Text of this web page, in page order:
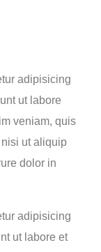
adipisicing
ut labore
veniam, quis
ut aliquip
dolor in
adipisicing
ut labore et